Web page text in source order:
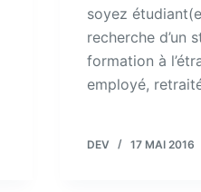
soyez
recherche d’un
formation à
employé,
DEV 17 MAI 2016